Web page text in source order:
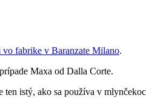
vo fabrike v Baranzate Milano.
Maxa od Dalla Corte.
istý, ako sa používa v